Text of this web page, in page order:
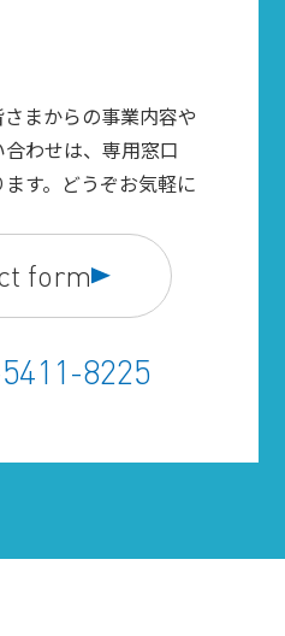
まからの事業内容や
わせは、専用窓口
す。どうぞお気軽に
form
8225